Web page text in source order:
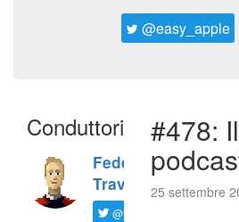
@easy_apple
Conduttori
Federico
Travaini
@ftrava
#478:
25 settembre